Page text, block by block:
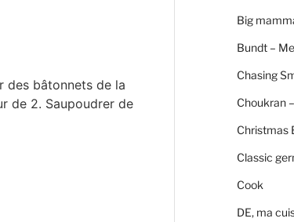
des bâtonnets de la
de 2. Saupoudrer de
Big
Bundt –
Chasing
Choukran
Christmas
Classic
Cook
DE, ma